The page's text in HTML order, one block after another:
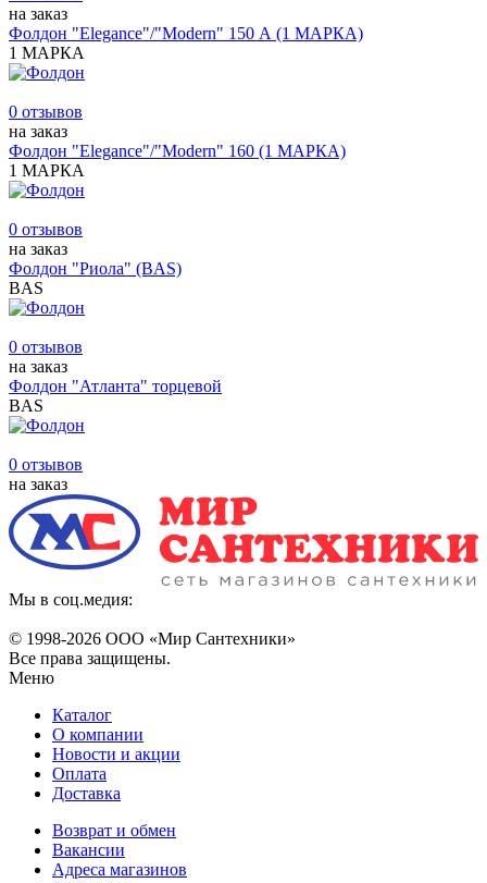
на заказ
Фолдон "Elegance"/"Modern" 150 А (1 МАРКА)
1 МАРКА
0 отзывов
на заказ
Фолдон "Elegance"/"Modern" 160 (1 МАРКА)
1 МАРКА
0 отзывов
на заказ
Фолдон "Риола" (BAS)
BAS
0 отзывов
на заказ
Фолдон "Атланта" торцевой
BAS
0 отзывов
на заказ
Мы в соц.медия:
© 1998-2026 ООО «Мир Сантехники»
Все права защищены.
Меню
Каталог
О компании
Новости и акции
Оплата
Доставка
Возврат и обмен
Вакансии
Адреса магазинов